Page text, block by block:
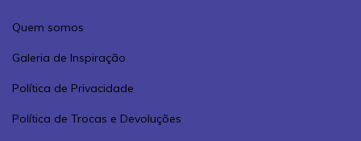
Quem somos
Galeria de Inspiração
Política de Privacidade
Política de Trocas e Devoluções